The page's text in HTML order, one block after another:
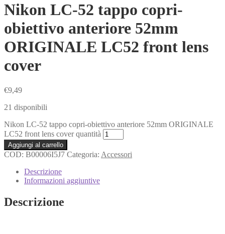
Nikon LC-52 tappo copri-
obiettivo anteriore 52mm
ORIGINALE LC52 front lens
cover
€9,49
21 disponibili
Nikon LC-52 tappo copri-obiettivo anteriore 52mm ORIGINALE
LC52 front lens cover quantità
Aggiungi al carrello
COD: B00006I5J7 Categoria: Accessori
Descrizione
Informazioni aggiuntive
Descrizione